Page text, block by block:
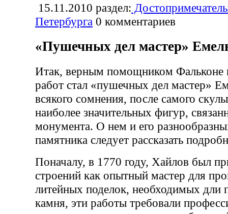
15.11.2010 раздел:
Петербурга 0 комментариев
«Пушечных дел мастер»
Итак, верным помощником Фальконе
работ стал «пушечных дел мастер»
всякого сомнения, после самого
наиболее значительных фигур,
монумента. О нем и его
памятника следует рассказать
Поначалу, в 1770 году, Хайлов был
строений как опытный мастер для
литейных поделок, необходимых дли
камня, эти работы требовали